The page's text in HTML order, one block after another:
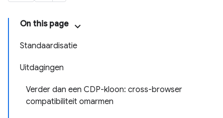
On this page
Standaardisatie
Uitdagingen
Verder dan een CDP-kloon: cross-browser
compatibiliteit omarmen